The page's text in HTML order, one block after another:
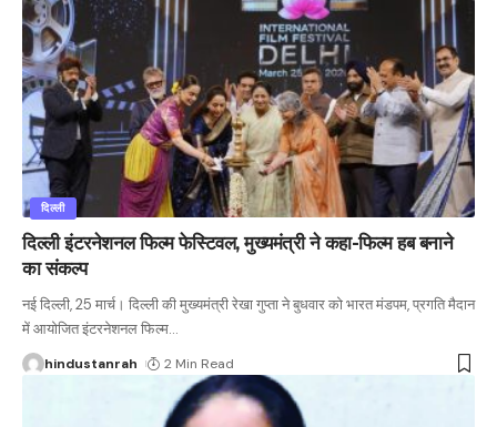
दिल्ली
दिल्ली इंटरनेशनल फिल्म फेस्टिवल, मुख्यमंत्री ने कहा-फिल्म हब बनाने
का संकल्प
नई दिल्ली, 25 मार्च। दिल्ली की मुख्यमंत्री रेखा गुप्ता ने बुधवार को भारत मंडपम, प्रगति मैदान
में आयोजित इंटरनेशनल फिल्म…
hindustanrah 2 Min Read